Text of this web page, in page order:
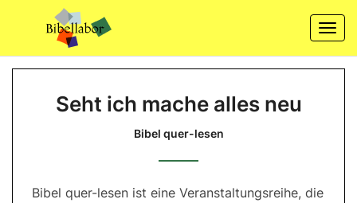
content
ich
mache
Bibel
Seht ich mache alles neu
Bibel quer-lesen
Bibel quer-lesen ist eine Veranstaltungsreihe, die